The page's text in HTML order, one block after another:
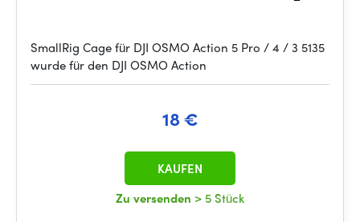
SmallRig Cage für DJI OSMO Action 5 Pro / 4 / 3 5135
wurde für den DJI OSMO Action
18 €
Zu versenden > 5 Stück
KAUFEN